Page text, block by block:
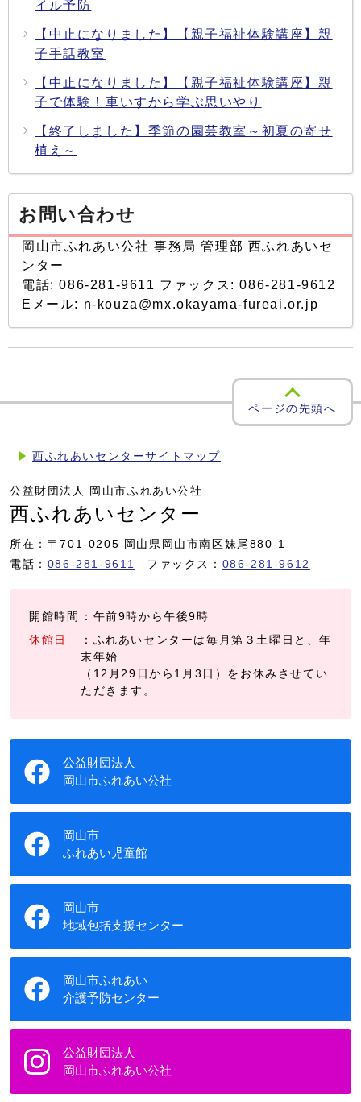
イル予防
【中止になりました】【親子福祉体験講座】親
子手話教室
【中止になりました】【親子福祉体験講座】親
子で体験！車いすから学ぶ思いやり
【終了しました】季節の園芸教室～初夏の寄せ
植え～
お問い合わせ
岡山市ふれあい公社 事務局 管理部 西ふれあいセ
ンター
電話: 086-281-9611 ファックス: 086-281-9612
Eメール: n-kouza@mx.okayama-fureai.or.jp
ページの先頭へ
西ふれあいセンターサイトマップ
公益財団法人 岡山市ふれあい公社
西ふれあいセンター
所在：〒701-0205 岡山県岡山市南区妹尾880-1
電話： 086-281-9611 ファックス： 086-281-9612
開館時間
：午前9時から午後9時
休館日
：ふれあいセンターは毎月第３土曜日と、年
末年始
（12月29日から1月3日）をお休みさせてい
ただきます。
公益財団法人
岡山市ふれあい公社
岡山市
ふれあい児童館
岡山市
地域包括支援センター
岡山市ふれあい
介護予防センター
公益財団法人
岡山市ふれあい公社